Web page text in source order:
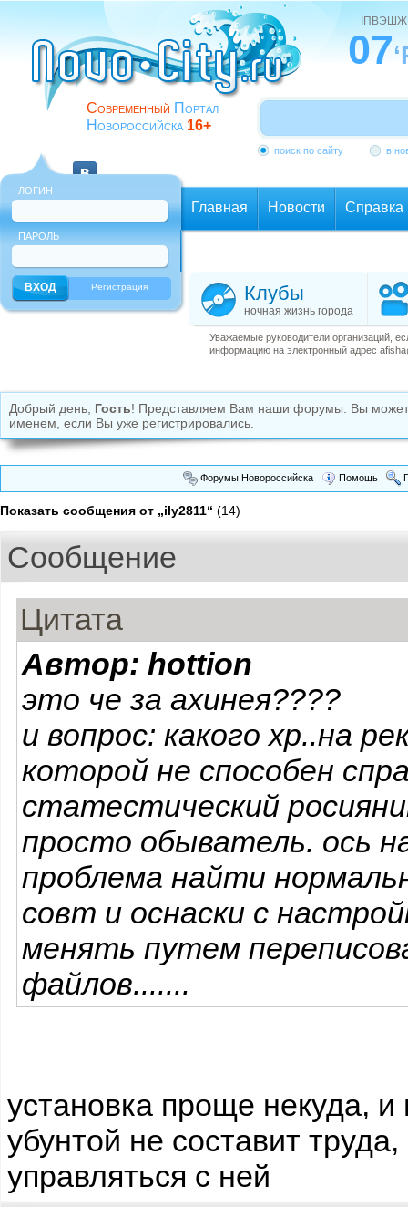
Современный Портал
Новороссийска 16+
07
поиск по сайту в
ЛОГИН
ПАРОЛЬ
Регистрация
Главная Новости Справка
Клубы
ночная жизнь города
Уважаемые руководители организаций,
информацию на электронный адрес
Добрый день, Гость! Представляем Вам наши форумы. Вы
именем, если Вы уже регистрировались.
Форумы Новороссийска Помощь
Показать сообщения от „ily2811“ (14)
Сообщение
Цитата
Автор: hottion
это че за ахинея????
и вопрос: какого хр..на
которой не способен
статестический
просто обыватель. ось
проблема найти
совт и оснаски с
менять путем
файлов.......
установка проще некуда, и
убунтой не составит
управляться с ней